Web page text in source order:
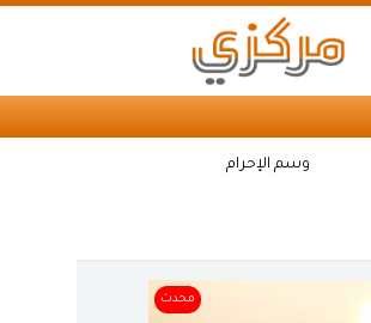
وسم الإحرام
محدث